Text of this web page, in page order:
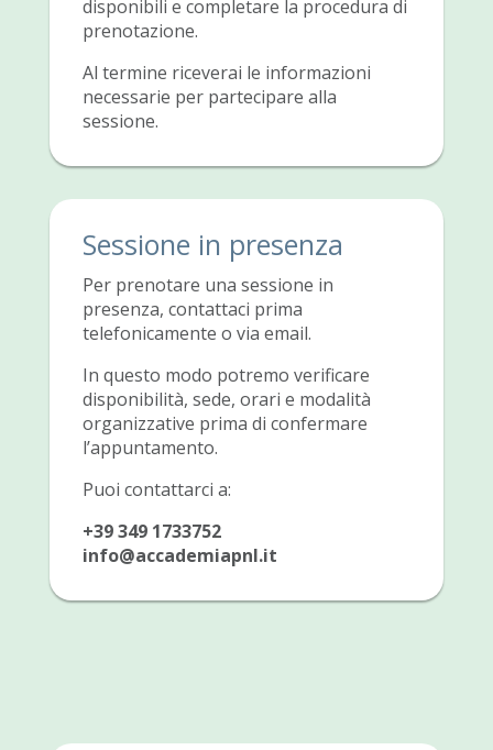
disponibili e completare la procedura di
prenotazione.
Al termine riceverai le informazioni
necessarie per partecipare alla
sessione.
Sessione in presenza
Per prenotare una sessione in
presenza, contattaci prima
telefonicamente o via email.
In questo modo potremo verificare
disponibilità, sede, orari e modalità
organizzative prima di confermare
l’appuntamento.
Puoi contattarci a:
+39 349 1733752
info@accademiapnl.it